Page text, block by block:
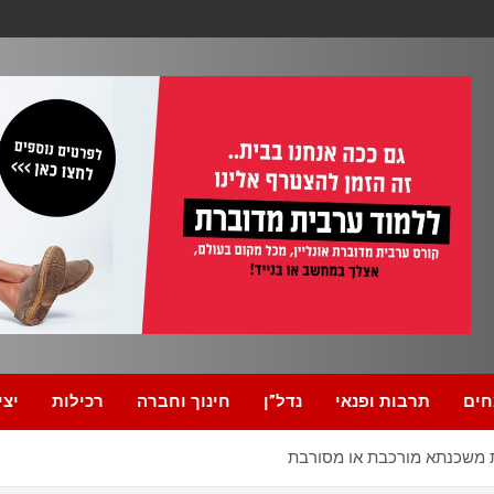
תרבות ופנאי נדל”ן חינוך וחברה רכילות
משכנתא מורכבת או מסורבת